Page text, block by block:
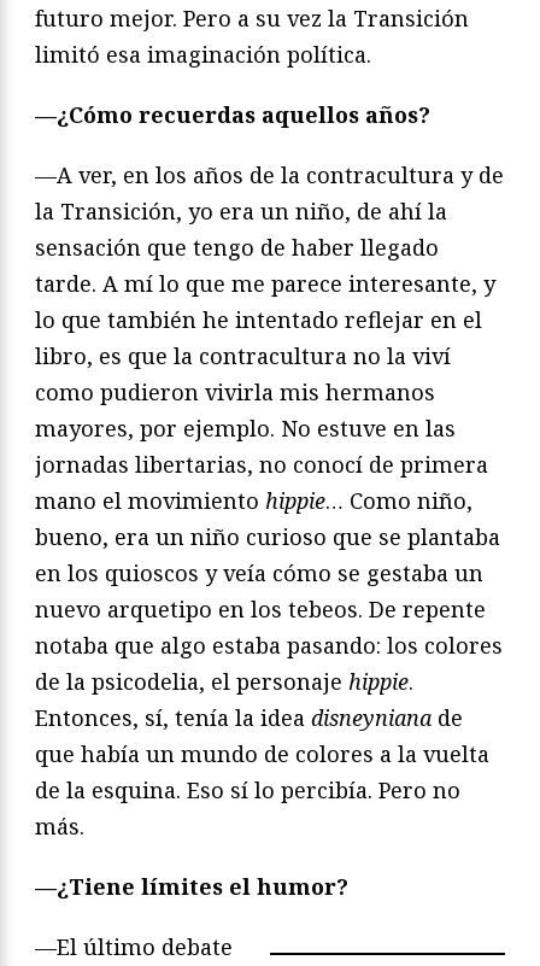
futuro mejor. Pero a su vez la Transición
limitó esa imaginación política.
—¿Cómo recuerdas aquellos años?
—A ver, en los años de la contracultura y de
la Transición, yo era un niño, de ahí la
sensación que tengo de haber llegado
tarde. A mí lo que me parece interesante, y
lo que también he intentado reflejar en el
libro, es que la contracultura no la viví
como pudieron vivirla mis hermanos
mayores, por ejemplo. No estuve en las
jornadas libertarias, no conocí de primera
mano el movimiento hippie… Como niño,
bueno, era un niño curioso que se plantaba
en los quioscos y veía cómo se gestaba un
nuevo arquetipo en los tebeos. De repente
notaba que algo estaba pasando: los colores
de la psicodelia, el personaje hippie.
Entonces, sí, tenía la idea disneyniana de
que había un mundo de colores a la vuelta
de la esquina. Eso sí lo percibía. Pero no
más.
—¿Tiene límites el humor?
—El último debate